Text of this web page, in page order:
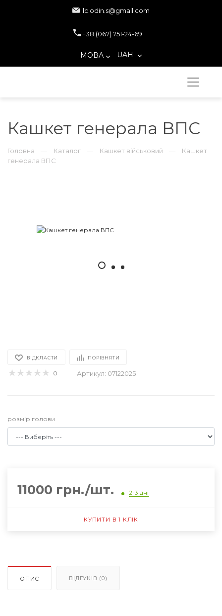
llc.odin.s@gmail.com
+38 (067) 751-24-69
МОВА UAH
Кашкет генерала ВПС
Головна — Каталог — Кашкет військовий —
Кашкет
генерала ВПС
ВІДКЛАСТИ ПОРІВНЯТИ
0 Артикул: 07122025
розмір голови
11000 грн./шт. 2-3 дні
КУПИТИ В 1 КЛІК
ОПИС ВІДГУКІВ (0)